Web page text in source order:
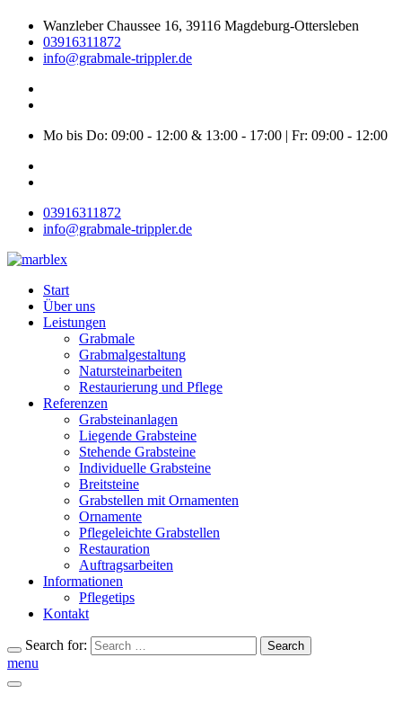
Wanzleber Chaussee 16, 39116 Magdeburg-Ottersleben
03916311872
info@grabmale-trippler.de
Mo bis Do: 09:00 - 12:00 & 13:00 - 17:00 | Fr: 09:00 - 12:00
03916311872
info@grabmale-trippler.de
Start
Über uns
Leistungen
Grabmale
Grabmalgestaltung
Natursteinarbeiten
Restaurierung und Pflege
Referenzen
Grabsteinanlagen
Liegende Grabsteine
Stehende Grabsteine
Individuelle Grabsteine
Breitsteine
Grabstellen mit Ornamenten
Ornamente
Pflegeleichte Grabstellen
Restauration
Auftragsarbeiten
Informationen
Pflegetips
Kontakt
Search for: Search
menu